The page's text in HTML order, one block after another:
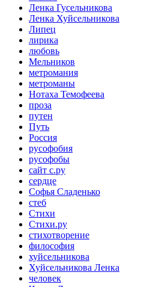
Ленка Гусельникова
Ленка Хуйсельникова
Липец
лирика
любовь
Мельников
метромания
метроманы
Нотаха Темофеева
проза
путен
Путь
Россия
русофобия
русофобы
сайт с.ру
сердце
Софья Сладенько
стеб
Стихи
Стихи.ру
стихотворение
философия
хуйсельникова
Хуйсельникова Ленка
человек